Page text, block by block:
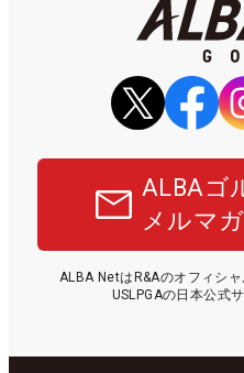
ALBAゴ
メルマ
ALBA NetはR&Aのオフィシ
USLPGAの日本公式